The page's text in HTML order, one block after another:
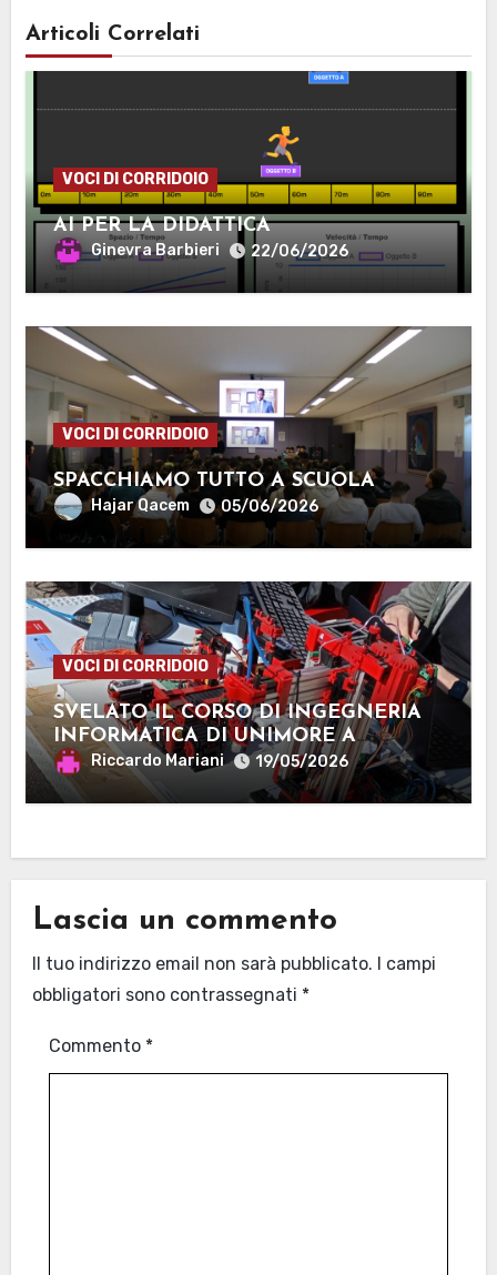
Articoli Correlati
VOCI DI CORRIDOIO
AI PER LA DIDATTICA
Ginevra Barbieri 22/06/2026
VOCI DI CORRIDOIO
SPACCHIAMO TUTTO A SCUOLA
Hajar Qacem 05/06/2026
VOCI DI CORRIDOIO
SVELATO IL CORSO DI INGEGNERIA
INFORMATICA DI UNIMORE A
MANTOVA
Riccardo Mariani 19/05/2026
Lascia un commento
Il tuo indirizzo email non sarà pubblicato. I campi
obbligatori sono contrassegnati *
Commento *